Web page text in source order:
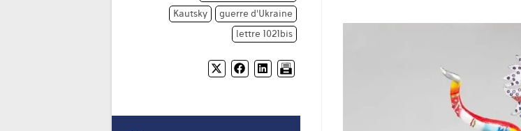
guerre d'Ukraine
Kautsky
lettre 1021bis